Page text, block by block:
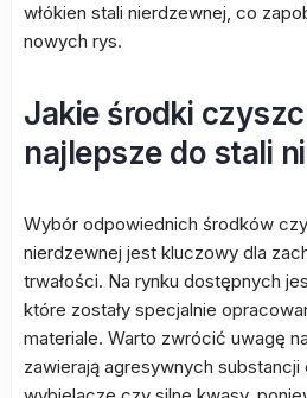
włókien stali nierdzewnej, co
nowych rys.
Jakie środki
najlepsze do stali
Wybór odpowiednich środków
nierdzewnej jest kluczowy dla
trwałości. Na rynku dostępnych
które zostały specjalnie
materiale. Warto zwrócić uwagę
zawierają agresywnych